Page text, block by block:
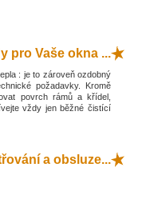
pro Vaše okna ...
: je to zároveň ozdobný
požadavky. Kromě
povrch rámů a křídel,
vždy jen běžné čistící
a obsluze...